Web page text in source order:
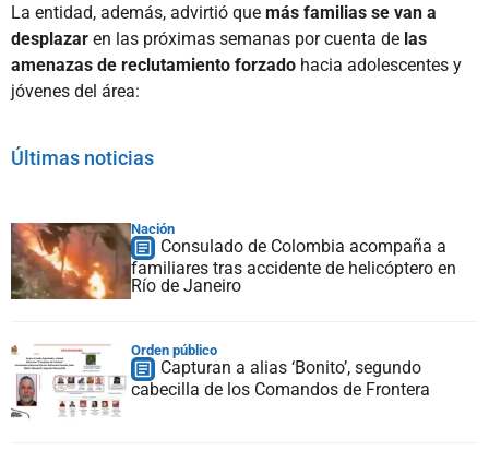
La entidad, además, advirtió que más familias se van a
desplazar en las próximas semanas por cuenta de las
amenazas de reclutamiento forzado hacia adolescentes y
jóvenes del área:
Últimas noticias
Nación
Consulado de Colombia acompaña a
familiares tras accidente de helicóptero en
Río de Janeiro
Orden público
Capturan a alias ‘Bonito’, segundo
cabecilla de los Comandos de Frontera